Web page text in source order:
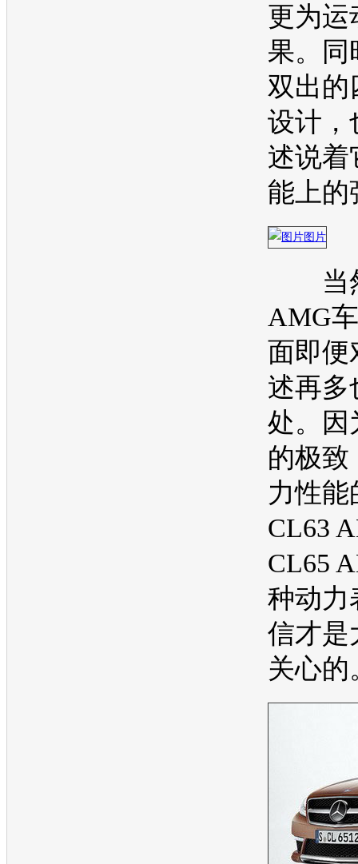
更为运
果。同
双出的
设计，
述说着
能上的
当
AMG
面即便
述再多
处。因
的极致
力性能
CL63
CL65
种动力
信才是
关心的